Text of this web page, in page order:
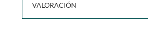
VALORACIÓN